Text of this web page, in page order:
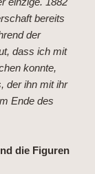
bereits
der
dass ich mit
konnte,
der ihn mit ihr
Ende des
die Figuren